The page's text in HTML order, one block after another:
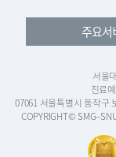
주요서
서울
진료
07061 서울특별시 동작구
COPYRIGHT©